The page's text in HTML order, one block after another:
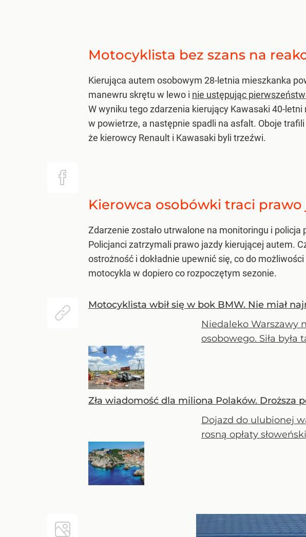
Motocyklista bez szans na
Kierująca autem osobowym 28-letnia mieszkanka
manewru skrętu w lewo i nie ustępując
W wyniku tego zdarzenia kierujący Kawasaki 40-
w powietrze, a następnie spadli na asfalt. Oboje
że kierowcy Renault i Kawasaki byli trzeźwi.
Kierowca osobówki traci prawo
Zdarzenie zostało utrwalone na monitoringu i
Policjanci zatrzymali prawo jazdy kierującej autem.
ostrożność i dokładnie upewnić się, co do
motocykla w dopiero co rozpoczętym sezonie.
Motocyklista wbił się w bok BMW. Nie miał
Niedaleko Warszawy
osobowego. Siła
Zła wiadomość dla miliona Polaków. Droższa
Dojazd do ulubionej
rosną opłaty